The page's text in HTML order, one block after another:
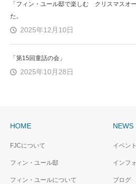
「フィン・ユール邸で楽しむ クリスマスオ
た。
2025年12月10日
「第15回童話の会」
2025年10月28日
HOME
FJCについて
フィン・ユール邸
フィン・ユールについて
NEWS
イベント
インフ
ブログ